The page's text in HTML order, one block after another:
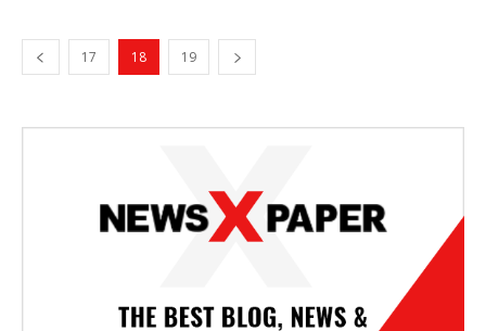
17 18 19